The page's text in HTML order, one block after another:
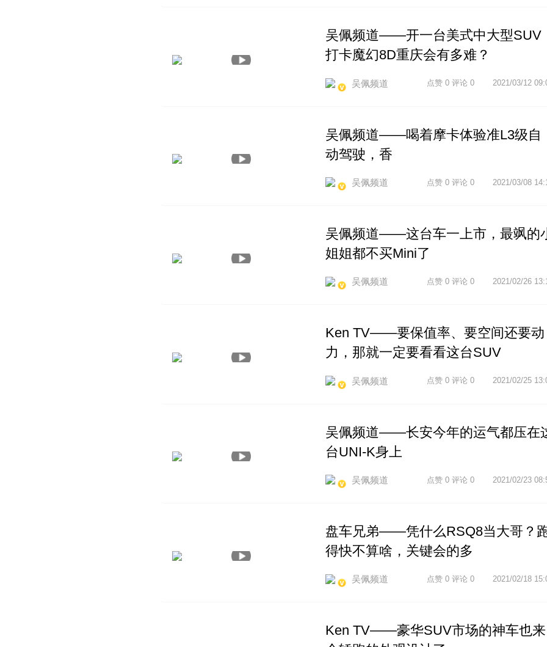
吴佩频道——开一台美式中大型SUV
打卡魔幻8D重庆会有多难？
吴佩频道 2021/03/12
点赞 0 评论 0
吴佩频道——喝着摩卡体验准L3级自
动驾驶，香
吴佩频道 2021/03/08
点赞 0 评论 0
吴佩频道——这台车一上市，最飒的
姐姐都不买Mini了
吴佩频道 2021/02/26
点赞 0 评论 0
Ken TV——要保值率、要空间还要动
力，那就一定要看看这台SUV
吴佩频道 2021/02/25
点赞 0 评论 0
吴佩频道——长安今年的运气都压在
台UNI-K身上
吴佩频道 2021/02/23
点赞 0 评论 0
盘车兄弟——凭什么RSQ8当大哥？
得快不算啥，关键会的多
吴佩频道 2021/02/18
点赞 0 评论 0
Ken TV——豪华SUV市场的神车也来